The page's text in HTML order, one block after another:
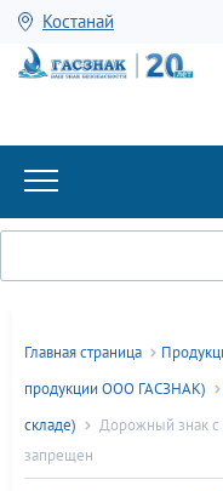
Костанай
Главная страница
продукции ООО ГАСЗНАК)
складе)
Дорожный знак с
запрещен